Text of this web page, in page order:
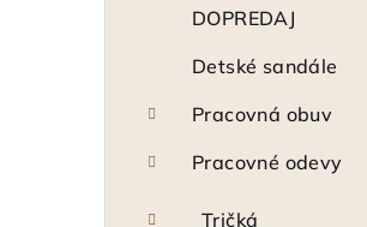
DOPREDAJ
Detské sandále
Pracovná obuv
Pracovné odevy
Tričká